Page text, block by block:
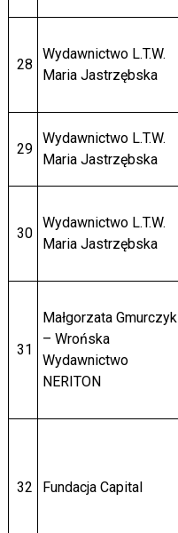
28
Wydawnictwo L.T.W.
Maria Jastrzębska
29
Wydawnictwo L.T.W.
Maria Jastrzębska
30
Wydawnictwo L.T.W.
Maria Jastrzębska
31
Małgorzata Gmurczyk
– Wrońska
Wydawnictwo
NERITON
32 Fundacja Capital